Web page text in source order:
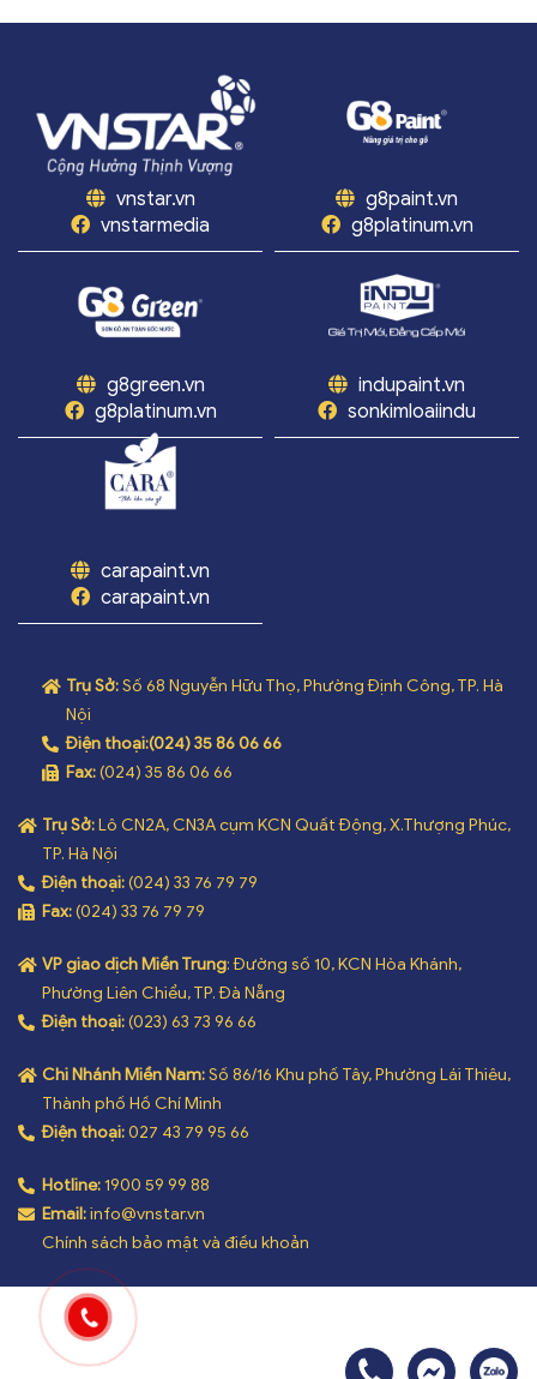
vnstar.vn
vnstarmedia
g8paint.vn
g8platinum.vn
g8green.vn
g8platinum.vn
indupaint.vn
sonkimloaiindu
carapaint.vn
carapaint.vn
Trụ Sở:Số 68 Nguyễn Hữu Thọ, Phường Định Công, TP. Hà
Nội
Điện thoại:(024) 35 86 06 66
Fax:(024) 35 86 06 66
Trụ Sở:Lô CN2A, CN3A cụm KCN Quất Động, X.Thượng Phúc,
TP. Hà Nội
Điện thoại:(024) 33 76 79 79
Fax:(024) 33 76 79 79
VP giao dịch Miền Trung: Đường số 10, KCN Hòa Khánh,
Phường Liên Chiểu, TP. Đà Nẵng
Điện thoại:(023) 63 73 96 66
Chi Nhánh Miền Nam:Số 86/16 Khu phố Tây, Phường Lái Thiêu,
Thành phố Hồ Chí Minh
Điện thoại:027 43 79 95 66
Hotline:1900 59 99 88
Email:info@vnstar.vn
Chính sách bảo mật và điều khoản